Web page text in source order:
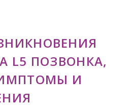
L5 ПОЗВОНКА,
И